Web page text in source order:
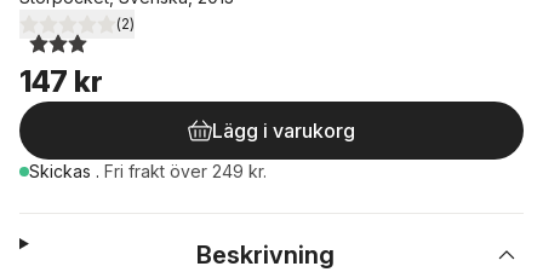
3,0utav 5 stjärnor. Totalt antal röster:
(2)
147 kr
Lägg i varukorg
Skickas . Fri frakt över 249 kr.
Beskrivning